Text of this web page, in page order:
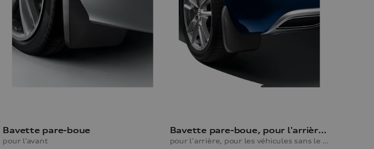
Bavette pare-boue
pour l’avant
Bavette pare-boue, pour l'arrière, pour les véhicules sans le pack extérieur S line
pour l'arrière, pour les véhicules sans le pack extérieur S line